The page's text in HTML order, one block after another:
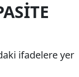
ifadelere yer